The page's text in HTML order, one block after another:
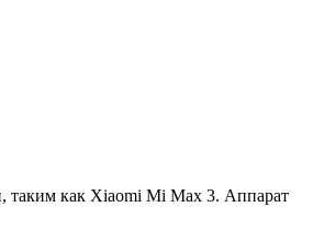
таким как Xiaomi Mi Max 3. Аппарат